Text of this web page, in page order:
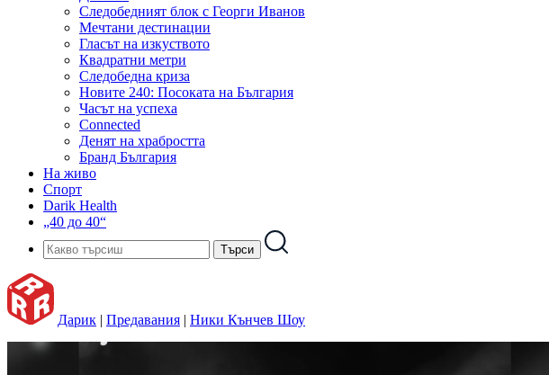
Следобедният блок с Георги Иванов
Мечтани дестинации
Гласът на изкуството
Квадратни метри
Следобедна криза
Новите 240: Посоката на България
Часът на успеха
Connected
Денят на храбростта
Бранд България
На живо
Спорт
Darik Health
„40 до 40“
Дарик | Предавания | Ники Кънчев Шоу